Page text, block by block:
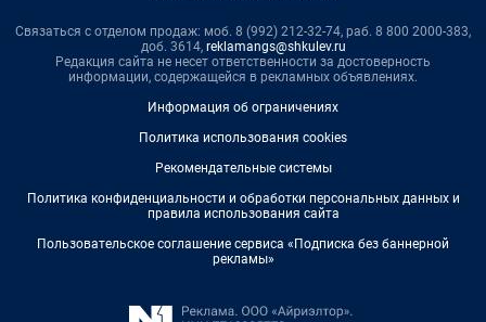
Связаться с отделом продаж: моб. 8 (992) 212-32-74, раб. 8 800 2000-383,
доб. 3614, reklamangs@shkulev.ru
Редакция сайта не несет ответственности за достоверность
информации, содержащейся в рекламных объявлениях.
Информация об ограничениях
Политика использования cookies
Рекомендательные системы
Политика конфиденциальности и обработки персональных данных и
правила использования сайта
Пользовательское соглашение сервиса «Подписка без баннерной
рекламы»